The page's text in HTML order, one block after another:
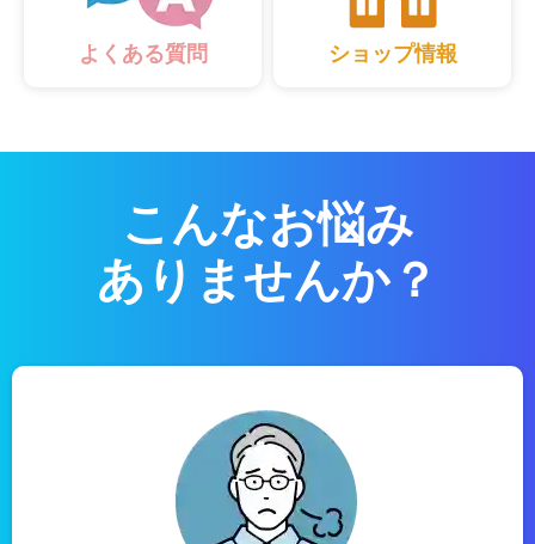
よくある質問 ショップ情報
こんなお悩み
ありませんか？